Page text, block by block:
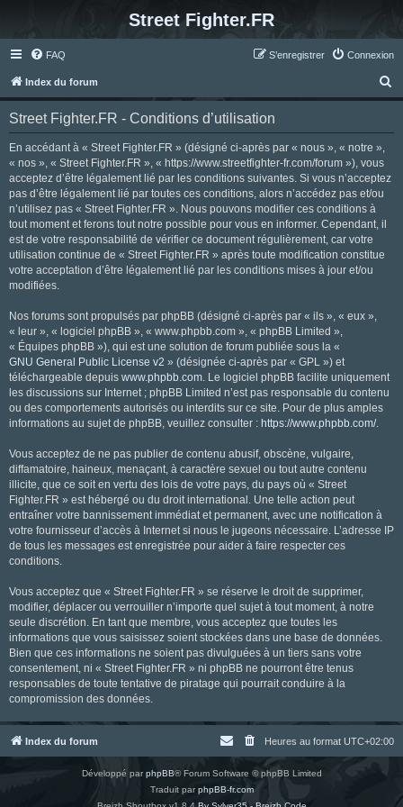
Street Fighter.FR
FAQ Connexion
S’enregistrer
Index du forum
e
Street Fighter.FR - Conditions d’utilisation
En accédant à « Street Fighter.FR » (désigné ci-après par « nous », « notre »,
« nos », « Street Fighter.FR », « https://www.streetfighter-fr.com/forum »), vous
acceptez d’être légalement lié par les conditions suivantes. Si vous n’acceptez
pas d’être légalement lié par toutes ces conditions, alors n’accédez pas et/ou
n’utilisez pas « Street Fighter.FR ». Nous pouvons modifier ces conditions à
tout moment et ferons tout notre possible pour vous en informer. Cependant, il
est de votre responsabilité de vérifier ce document régulièrement, car votre
utilisation continue de « Street Fighter.FR » après toute modification constitue
votre acceptation d’être légalement lié par les conditions mises à jour et/ou
modifiées.
Nos forums sont propulsés par phpBB (désigné ci-après par « ils », « eux »,
« leur », « logiciel phpBB », « www.phpbb.com », « phpBB Limited »,
« Équipes phpBB »), qui est une solution de forum publiée sous la «
GNU General Public License v2 » (désignée ci-après par « GPL ») et
téléchargeable depuis www.phpbb.com. Le logiciel phpBB facilite uniquement
les discussions sur Internet ; phpBB Limited n’est pas responsable du contenu
ou des comportements autorisés ou interdits sur ce site. Pour de plus amples
informations au sujet de phpBB, veuillez consulter : https://www.phpbb.com/.
Vous acceptez de ne pas publier de contenu abusif, obscène, vulgaire,
diffamatoire, haineux, menaçant, à caractère sexuel ou tout autre contenu
illicite, que ce soit en vertu des lois de votre pays, du pays où « Street
Fighter.FR » est hébergé ou du droit international. Une telle action peut
entraîner votre bannissement immédiat et permanent, avec une notification à
votre fournisseur d’accès à Internet si nous le jugeons nécessaire. L’adresse IP
de tous les messages est enregistrée pour aider à faire respecter ces
conditions.
Vous acceptez que « Street Fighter.FR » se réserve le droit de supprimer,
modifier, déplacer ou verrouiller n’importe quel sujet à tout moment, à notre
seule discrétion. En tant que membre, vous acceptez que toutes les
informations que vous saisissez soient stockées dans une base de données.
Bien que ces informations ne soient pas divulguées à un tiers sans votre
consentement, ni « Street Fighter.FR » ni phpBB ne pourront être tenus
responsables de toute tentative de piratage qui pourrait conduire à la
compromission des données.
Index du forum Heures au format UTC+02:00
Développé parphpBB® Forum Software © phpBB Limited
Traduit parphpBB-fr.com